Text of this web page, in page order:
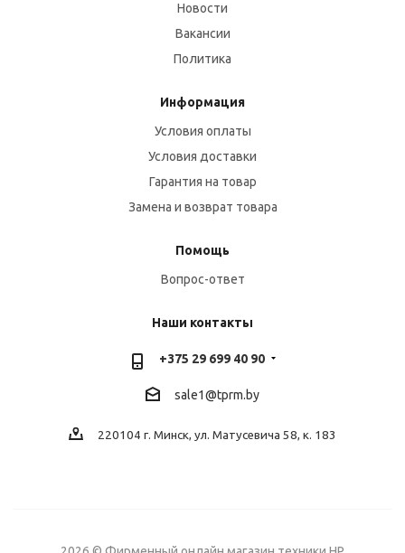
Новости
Вакансии
Политика
Информация
Условия оплаты
Условия доставки
Гарантия на товар
Замена и возврат товара
Помощь
Вопрос-ответ
Наши контакты
+375 29 699 40 90
sale1@tprm.by
220104 г. Минск, ул. Матусевича 58, к. 183